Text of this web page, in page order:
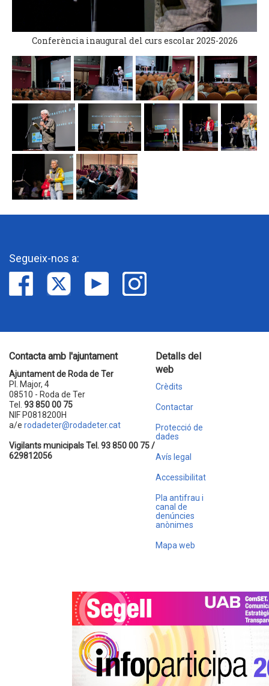
Conferència inaugural del curs escolar 2025-2026
Segueix-nos a:
Contacta amb l'ajuntament
Ajuntament de Roda de Ter
Pl. Major, 4
08510 - Roda de Ter
Tel. 93 850 00 75
NIF P0818200H
a/e rodadeter@rodadeter.cat
Vigilants municipals Tel. 93 850 00 75 /
629812056
Detalls del
web
Crèdits
Contactar
Protecció de
dades
Avís legal
Accessibilitat
Pla antifrau i
canal de
denúncies
anònimes
Mapa web